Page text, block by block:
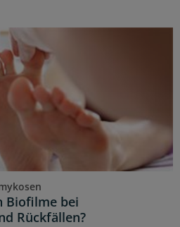
Biofilme bei
Rückfällen?